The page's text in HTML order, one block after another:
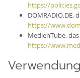
https://
DOMRADIO.DE,
https://
MedienTube,
https://